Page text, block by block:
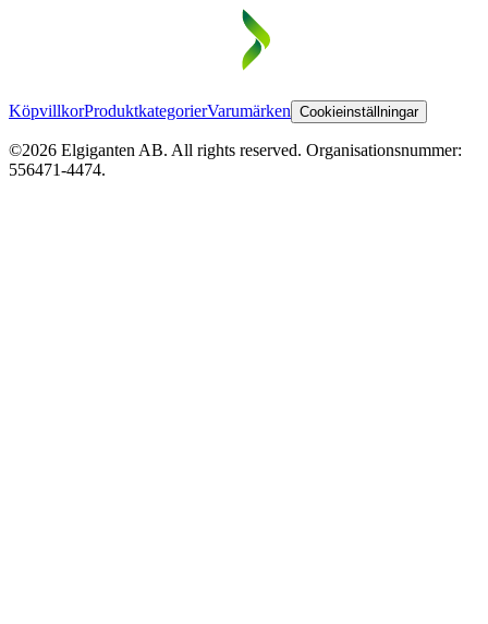
KöpvillkorProduktkategorierVarumärken Cookieinställningar
©2026 Elgiganten AB. All rights reserved. Organisationsnummer:
556471-4474.